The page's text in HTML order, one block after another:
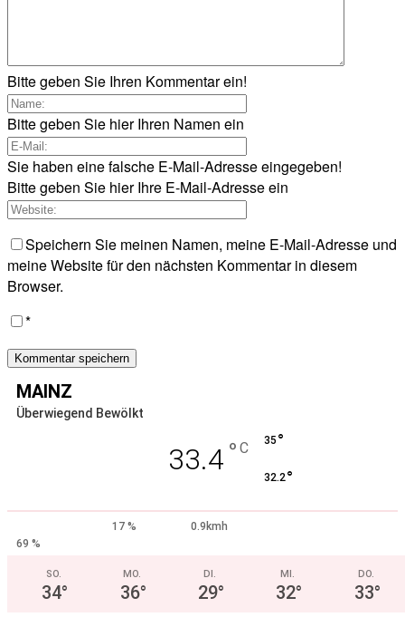
Bitte geben Sie Ihren Kommentar ein!
Bitte geben Sie hier Ihren Namen ein
Sie haben eine falsche E-Mail-Adresse eingegeben!
Bitte geben Sie hier Ihre E-Mail-Adresse ein
Speichern Sie meinen Namen, meine E-Mail-Adresse und
meine Website für den nächsten Kommentar in diesem
Browser.
*
MAINZ
Überwiegend Bewölkt
33.4 ° C 35 °
32.2°
17 %
0.9kmh
69 %
SO.
34°
MO.
36°
DI.
29°
MI.
32°
DO.
33°